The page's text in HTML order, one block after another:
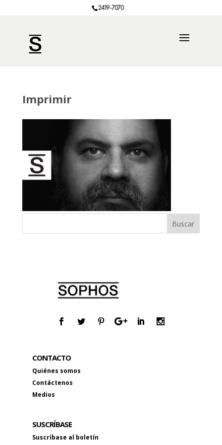
2419-7070
Imprimir
CONTACTO
Quiénes somos
Contáctenos
Medios
SUSCRÍBASE
Suscríbase al boletín